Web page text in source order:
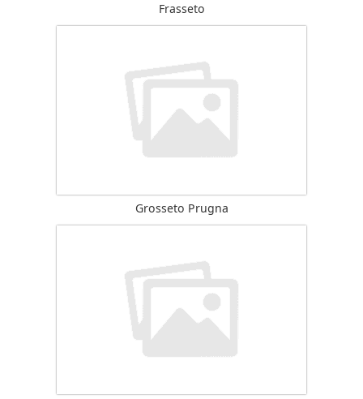
Frasseto
Grosseto Prugna